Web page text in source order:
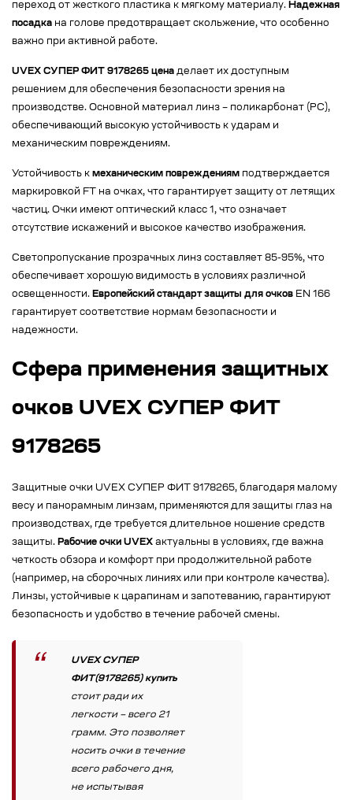
переход от жесткого пластика к мягкому материалу. Надежная
посадка на голове предотвращает скольжение, что особенно
важно при активной работе.
UVEX СУПЕР ФИТ 9178265 цена делает их доступным
решением для обеспечения безопасности зрения на
производстве. Основной материал линз – поликарбонат (РС),
обеспечивающий высокую устойчивость к ударам и
механическим повреждениям.
Устойчивость к механическим повреждениям подтверждается
маркировкой FT на очках, что гарантирует защиту от летящих
частиц. Очки имеют оптический класс 1, что означает
отсутствие искажений и высокое качество изображения.
Светопропускание прозрачных линз составляет 85-95%, что
обеспечивает хорошую видимость в условиях различной
освещенности. Европейский стандарт защиты для очков EN 166
гарантирует соответствие нормам безопасности и
надежности.
Сфера применения защитных
очков UVEX СУПЕР ФИТ
9178265
Защитные очки UVEX СУПЕР ФИТ 9178265, благодаря малому
весу и панорамным линзам, применяются для защиты глаз на
производствах, где требуется длительное ношение средств
защиты. Рабочие очки UVEX актуальны в условиях, где важна
четкость обзора и комфорт при продолжительной работе
(например, на сборочных линиях или при контроле качества).
Линзы, устойчивые к царапинам и запотеванию, гарантируют
безопасность и удобство в течение рабочей смены.
UVEX СУПЕР
ФИТ(9178265) купить
стоит ради их
легкости – всего 21
грамм. Это позволяет
носить очки в течение
всего рабочего дня,
не испытывая